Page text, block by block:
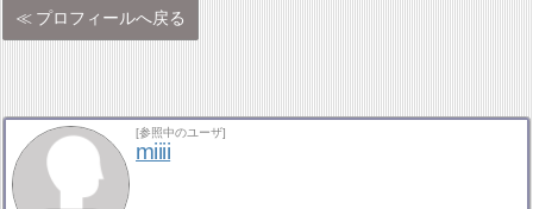
プロフィールへ戻る
[参照中のユーザ]
miiii